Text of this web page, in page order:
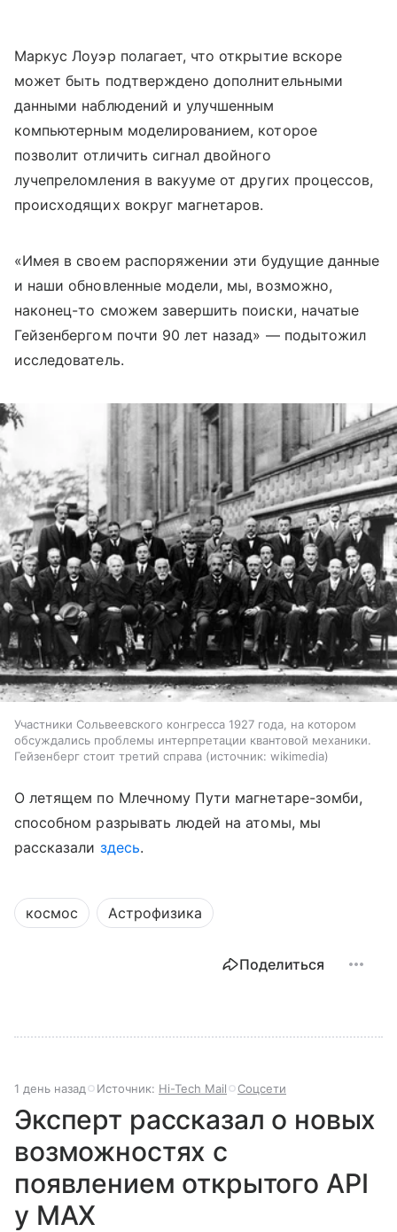
Маркус Лоуэр полагает, что открытие вскоре
может быть подтверждено дополнительными
данными наблюдений и улучшенным
компьютерным моделированием, которое
позволит отличить сигнал двойного
лучепреломления в вакууме от других процессов,
происходящих вокруг магнетаров.
«Имея в своем распоряжении эти будущие данные
и наши обновленные модели, мы, возможно,
наконец-то сможем завершить поиски, начатые
Гейзенбергом почти 90 лет назад» — подытожил
исследователь.
Участники Сольвеевского конгресса 1927 года, на котором
обсуждались проблемы интерпретации квантовой механики.
Гейзенберг стоит третий справа
источник: wikimedia
О летящем по Млечному Пути магнетаре-зомби,
способном разрывать людей на атомы, мы
рассказали здесь.
космос Астрофизика
Поделиться
1 день назад Источник: Hi-Tech Mail Соцсети
Эксперт рассказал о новых
возможностях с
появлением открытого API
у МАХ